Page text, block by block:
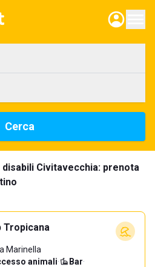
Cerca
Civitavecchia: prenota
Tropicana
Marinella
animali· Bar·